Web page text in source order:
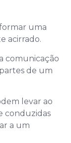
uma
acirrado.
comunicação
de um
levar ao
conduzidas
a um